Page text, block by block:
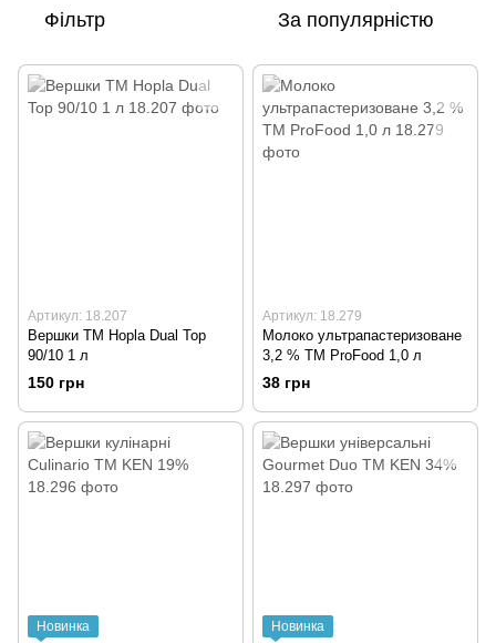
Фільтр За популярністю
Артикул: 18.207
Вершки TM Hopla Dual Top
90/10 1 л
150 грн
Артикул: 18.279
Молоко ультрапастеризоване
3,2 % TM ProFood 1,0 л
38 грн
Новинка Новинка